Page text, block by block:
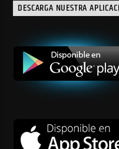
DESCARGA NUESTRA